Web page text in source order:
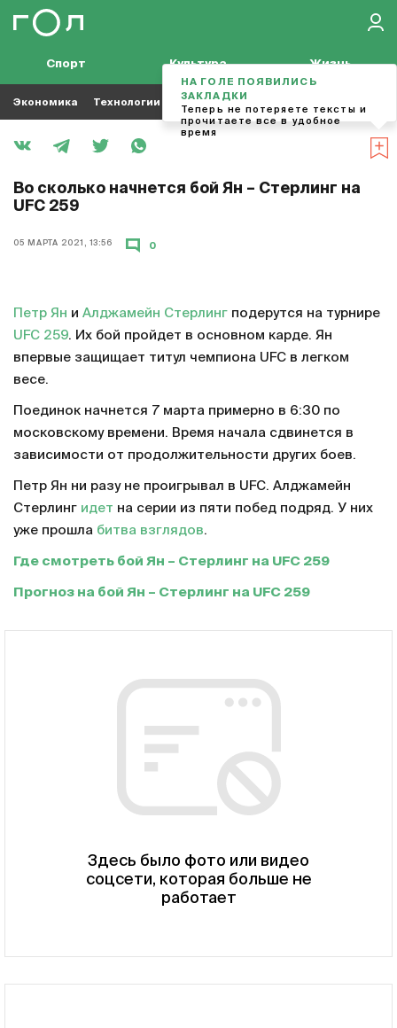
Спорт Культура Жизнь
Экономика Технологии Кино Футбол
Во сколько начнется бой Ян – Стерлинг на
UFC 259
05 МАРТА 2021, 13:56 0
Петр Ян и Алджамейн Стерлинг подерутся на турнире
UFC 259. Их бой пройдет в основном карде. Ян
впервые защищает титул чемпиона UFC в легком
весе.
Поединок начнется 7 марта примерно в 6:30 по
московскому времени. Время начала сдвинется в
зависимости от продолжительности других боев.
Петр Ян ни разу не проигрывал в UFC. Алджамейн
Стерлинг идет на серии из пяти побед подряд. У них
уже прошла битва взглядов.
Где смотреть бой Ян – Стерлинг на UFC 259
Прогноз на бой Ян – Стерлинг на UFC 259
Здесь было фото или видео
соцсети, которая больше не
работает
НА ГОЛЕ ПОЯВИЛИСЬ
ЗАКЛАДКИ
Теперь не потеряете тексты и
прочитаете все в удобное
время